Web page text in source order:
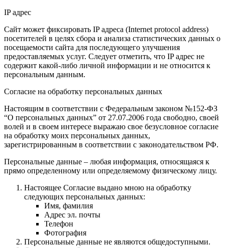
IP адрес
Сайт может фиксировать IP адреса (Internet protocol address)
посетителей в целях сбора и анализа статистических данных о
посещаемости сайта для последующего улучшения
предоставляемых услуг. Следует отметить, что IP адрес не
содержит какой-либо личной информации и не относится к
персональным данным.
Согласие на обработку персональных данных
Настоящим в соответствии с Федеральным законом №152-ФЗ
“О персональных данных” от 27.07.2006 года свободно, своей
волей и в своем интересе выражаю свое безусловное согласие
на обработку моих персональных данных,
зарегистрированным в соответствии с законодательством РФ.
Персональные данные – любая информация, относящаяся к
прямо определенному или определяемому физическому лицу.
Настоящее Согласие выдано мною на обработку
следующих персональных данных:
Имя, фамилия
Адрес эл. почты
Телефон
Фотография
Персональные данные не являются общедоступными.